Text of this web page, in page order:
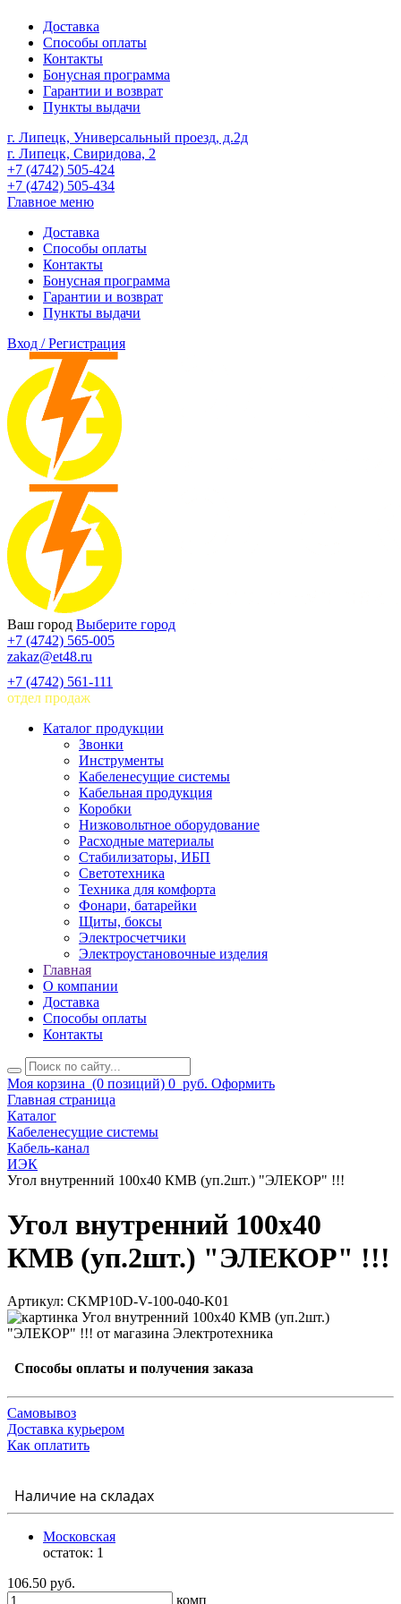
Доставка
Способы оплаты
Контакты
Бонусная программа
Гарантии и возврат
Пункты выдачи
г. Липецк, Универсальный проезд, д.2д
г. Липецк, Свиридова, 2
+7 (4742) 505-424
+7 (4742) 505-434
Главное меню
Доставка
Способы оплаты
Контакты
Бонусная программа
Гарантии и возврат
Пункты выдачи
Вход / Регистрация
Ваш город Выберите город
+7 (4742) 565-005
zakaz@et48.ru
+7 (4742) 561-111
отдел продаж
Каталог продукции
Звонки
Инструменты
Кабеленесущие системы
Кабельная продукция
Коробки
Низковольтное оборудование
Расходные материалы
Стабилизаторы, ИБП
Светотехника
Техника для комфорта
Фонари, батарейки
Щиты, боксы
Электросчетчики
Электроустановочные изделия
Главная
О компании
Доставка
Способы оплаты
Контакты
Моя корзина (0 позиций) 0 руб. Оформить
Главная страница
Каталог
Кабеленесущие системы
Кабель-канал
ИЭК
Угол внутренний 100х40 КМВ (уп.2шт.) "ЭЛЕКОР" !!!
Угол внутренний 100х40
КМВ (уп.2шт.) "ЭЛЕКОР" !!!
Артикул: CKMP10D-V-100-040-K01
Способы оплаты и получения заказа
Самовывоз
Доставка курьером
Как оплатить
Наличие на складах
Московская
остаток: 1
106.50 руб.
комп